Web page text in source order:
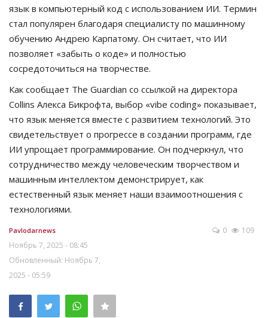
язык в компьютерный код с использованием ИИ. Термин
стал популярен благодаря специалисту по машинному
обучению Андрею Карпатому. Он считает, что ИИ
позволяет «забыть о коде» и полностью
сосредоточиться на творчестве.
Как сообщает The Guardian со ссылкой на директора
Collins Алекса Бикрофта, выбор «vibe coding» показывает,
что язык меняется вместе с развитием технологий. Это
свидетельствует о прогрессе в создании программ, где
ИИ упрощает программирование. Он подчеркнул, что
сотрудничество между человеческим творчеством и
машинным интеллектом демонстрирует, как
естественный язык меняет наши взаимоотношения с
технологиями.
Pavlodarnews
Ноябрь 7, 2025 - 08:45
Обновленный: Ноябрь 7,
2025 - 05:59
0 109